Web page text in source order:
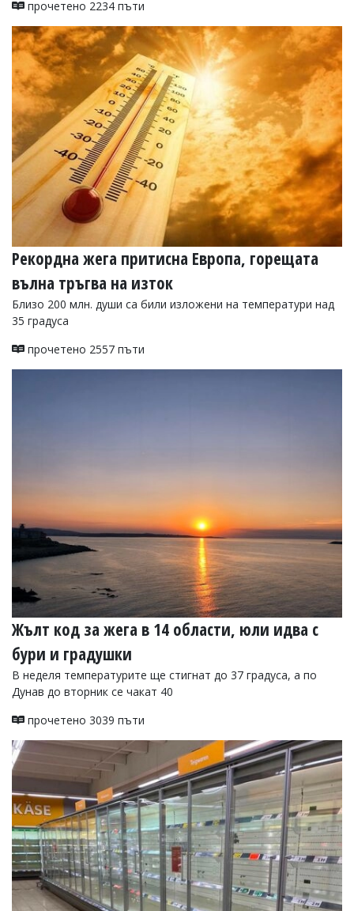
Коментарите
под
статиите
въвеждат
от
читателите
редакцията
не
носи
отговорност
тях!
Ако
обиден
за
коментар,
моля
сигнализирайте
прочетено 2234 пъти
Рекордна жега притисна Европа, горещата
вълна тръгва на изток
Близо 200 млн. души са били изложени на температури над
35 градуса
прочетено 2557 пъти
Жълт код за жега в 14 области, юли идва с
бури и градушки
В неделя температурите ще стигнат до 37 градуса, а по
Дунав до вторник се чакат 40
прочетено 3039 пъти